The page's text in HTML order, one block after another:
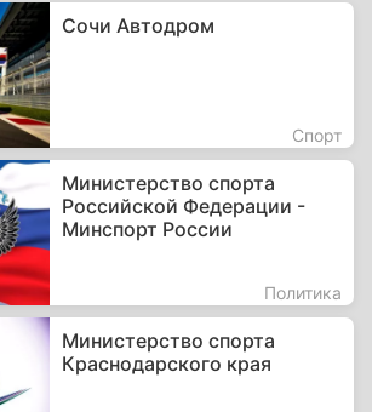
Сочи Автодром
Спорт
Министерство спорта
Российской Федерации -
Минспорт России
Политика
Министерство спорта
Краснодарского края